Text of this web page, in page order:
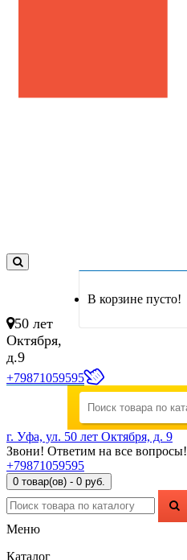
В корзине пусто!
50 лет
Октября,
д.9
+79871059595
г. Уфа, ул. 50 лет Октября, д. 9
Звони! Ответим на все вопросы!
+79871059595
0 товар(ов) - 0 руб.
Меню
Каталог